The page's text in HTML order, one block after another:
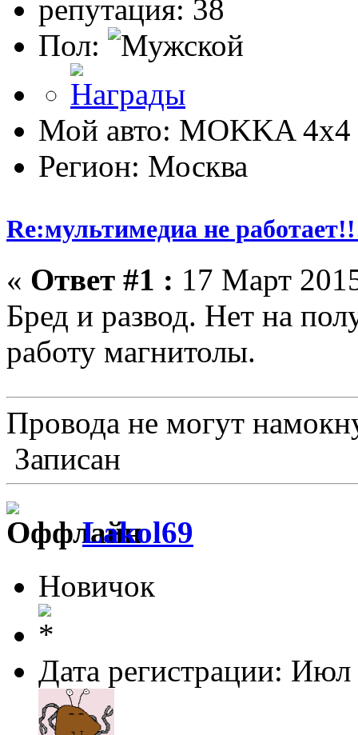
репутация: 38
Пол:
Мой авто: MOKKA 4x4
Регион: Москва
Re:мультимедиа не
« Ответ #1 : 17 Март
Бред и развод. Нет на
работу магнитолы.
Провода не могут
Записан
Lakol69
Новичок
Дата регистрации: